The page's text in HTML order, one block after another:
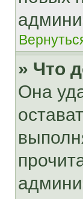
» Что
Она